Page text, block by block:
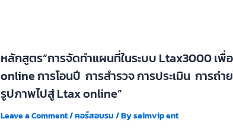
หลักสูตร“การจัดทำแผนที่ในระบบ Ltax3000 เพื่
online การโอนปี การสำรวจ การประเมิน การถ่
รูปภาพไปสู่ Ltax online”
Leave a Comment/คอร์สอบรม/ Bysaimvip ent